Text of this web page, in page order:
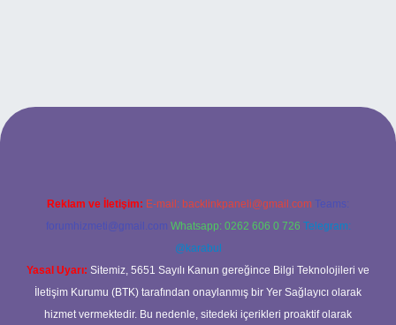
Reklam ve İletişim: E-mail: backlinkpaneli@gmail.com Teams:
forumhizmeti@gmail.com Whatsapp: 0262 606 0 726 Telegram:
@karabul
Yasal Uyarı: Sitemiz, 5651 Sayılı Kanun gereğince Bilgi Teknolojileri ve
İletişim Kurumu (BTK) tarafından onaylanmış bir Yer Sağlayıcı olarak
hizmet vermektedir. Bu nedenle, sitedeki içerikleri proaktif olarak